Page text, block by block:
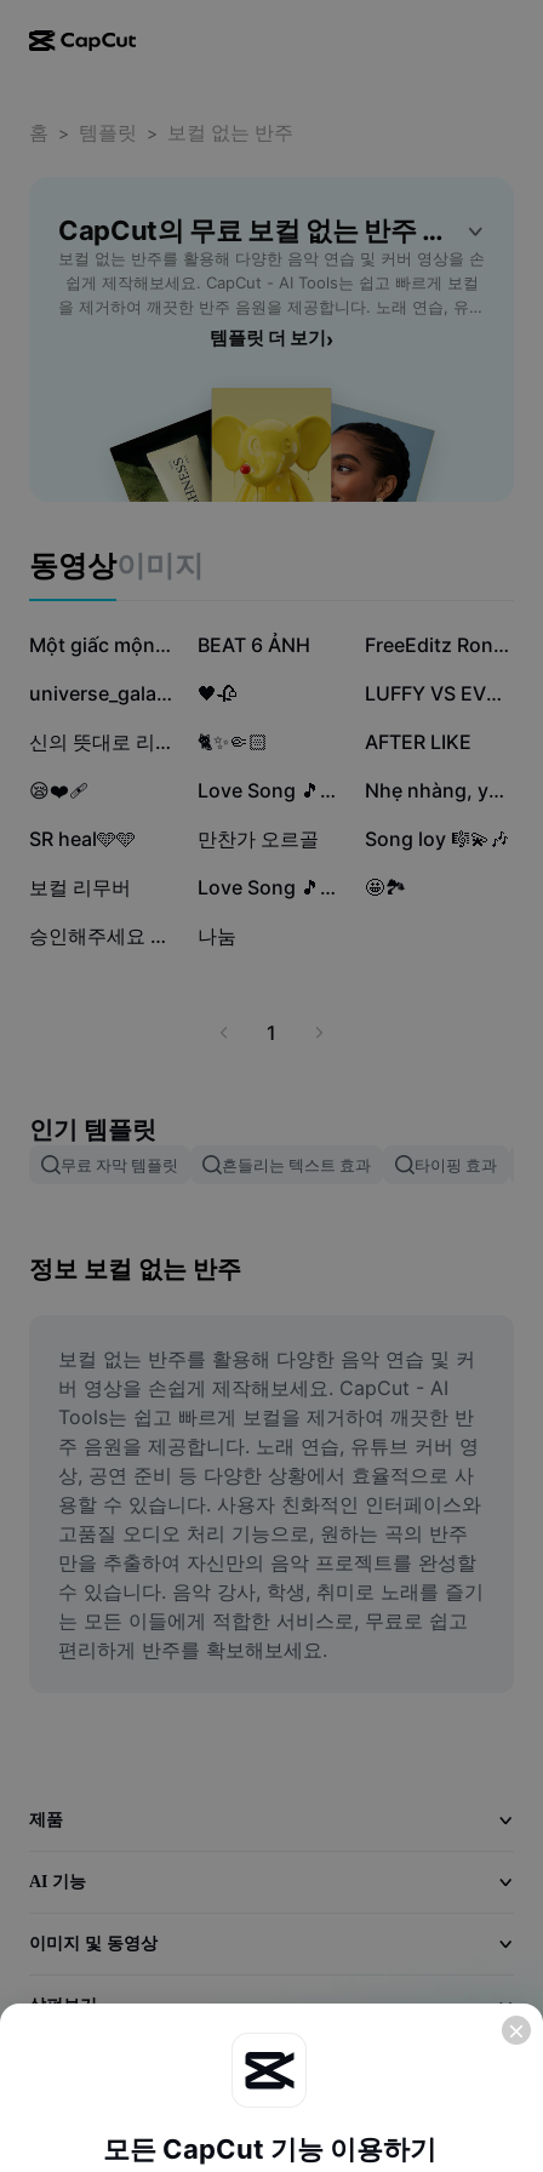
CapCut 데스크톱
CapCut Pad
CapCut 모바일
동영상 스튜디오
AI 동영상 생성기
AI 이미지 생성기
Dreamina Seedance 2.5
Nano Banana Pro
자동 캡션
캡션 템플릿
이미지 병합
이미지 비율 조정
밈 생성기
AI Text Remover
AI People Remover
AI Inpainting
Face Cutout
동영상
동영상 변환기
동영상 에디터 및 생성기
이미지 에디터 및 생성기
음성 생성기 및 에디터
사용 사례
마케팅
소셜 미디어 템플릿
더 보기
효과 템플릿
산업 템플릿
요약 템플릿
이니셔티브
제휴 사용자
크리에이티브 파트너 프로그램
CapCut 크리에이티브 캠퍼스
보안 센터
고객 지원 센터
CapCut 서비스 약관 정보
Dreamina Seedance 2.0 Launch
홈 > 템플릿 > 보컬 없는 반주
CapCut의 무료 보컬 없는 반주 템플릿
보컬 없는 반주를 활용해 다양한 음악 연습 및 커버 영상을 손
쉽게 제작해보세요. CapCut - AI Tools는 쉽고 빠르게 보컬
을 제거하여 깨끗한 반주 음원을 제공합니다. 노래 연습, 유튜
브 커버 영상, 공연 준비 등 다양한 상황에서 효율적으로 사용
음악 프로젝트를 완성할 수 있습니다. 음악 강사, 학생, 취미
로 노래를 즐기는 모든 이들에게 적합한 서비스로, 무료로 쉽
고 편리하게 반주를 확보해보세요.
템플릿 더 보기 ›
동영상이미지
35.2만 Một giấc mộng xưa 19.4만
BEAT 6 ẢNH 2.7만 FreeEditz Ronaldinho
1.9만 universe_galaxy 8.2천
🖤🥀 7.9천 LUFFY VS EVERYBODY
3.3천 신의 뜻대로 리코더 3.2천
🐈✨🤏🏻 3.1천
AFTER LIKE
3천
😪❤️‍🩹 2.1천 Love Song 🎵💫🌸 1.9천 Nhẹ nhàng, yên tĩnh
1.5천
SR heal🩵🩵 1.4천
만찬가 오르골 832
Song loy 🎼💫🎶
728
보컬 리무버 505 Love Song 🎵💚🧡 428
🤩🏞️
266 승인해주세요 지니님! 10
나눔
1
인기 템플릿
무료 자막 템플릿 흔들리는 텍스트 효과 타이핑 효과
정보 보컬 없는 반주
보컬 없는 반주를 활용해 다양한 음악 연습 및 커
버 영상을 손쉽게 제작해보세요. CapCut - AI
Tools는 쉽고 빠르게 보컬을 제거하여 깨끗한 반
주 음원을 제공합니다. 노래 연습, 유튜브 커버 영
상, 공연 준비 등 다양한 상황에서 효율적으로 사
용할 수 있습니다. 사용자 친화적인 인터페이스와
고품질 오디오 처리 기능으로, 원하는 곡의 반주
만을 추출하여 자신만의 음악 프로젝트를 완성할
수 있습니다. 음악 강사, 학생, 취미로 노래를 즐기
는 모든 이들에게 적합한 서비스로, 무료로 쉽고
편리하게 반주를 확보해보세요.
제품
AI 기능
이미지 및 동영상
살펴보기
모든 CapCut 기능 이용하기